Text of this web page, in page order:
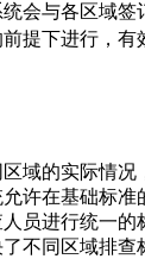
会与各区域
提下进行，
域的实际情
许在基础标
员进行统一的
不同区域排查